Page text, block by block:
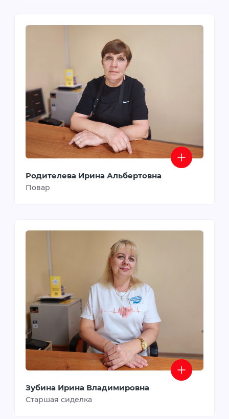
Родителева Ирина Альбертовна
Повар
Зубина Ирина Владимировна
Старшая сиделка